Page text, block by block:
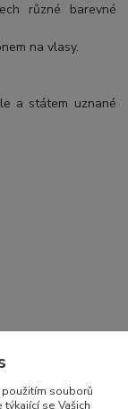
různé barevné
na vlasy.
a státem uznané
použitím souborů
se Vašich